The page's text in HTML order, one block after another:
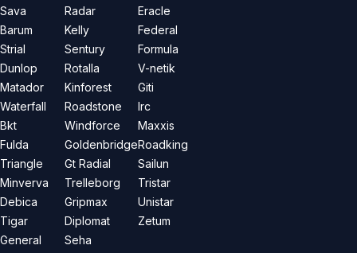
Sava
Barum
Strial
Dunlop
Matador
Waterfall
Bkt
Fulda
Triangle
Minverva
Debica
Tigar
General
Radar
Kelly
Sentury
Rotalla
Kinforest
Roadstone
Windforce
Goldenbridge
Gt Radial
Trelleborg
Gripmax
Diplomat
Seha
Eracle
Federal
Formula
V-netik
Giti
Irc
Maxxis
Roadking
Sailun
Tristar
Unistar
Zetum